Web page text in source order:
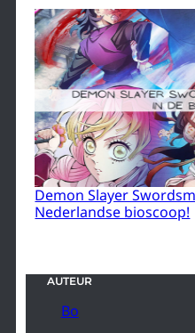
Demon Slayer
Nederlandse bioscoop!
AUTEUR
Bo